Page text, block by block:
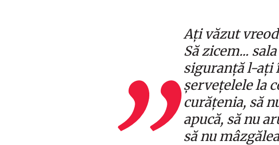
Ați văzut
Să zicem...
siguranță l-ați
șervețelele la
curățenia, să
apucă, să nu
să nu